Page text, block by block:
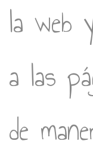
la web
a las
de